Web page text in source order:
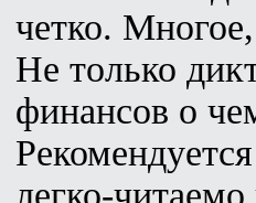
четко.
Не только
финансов о
легко-